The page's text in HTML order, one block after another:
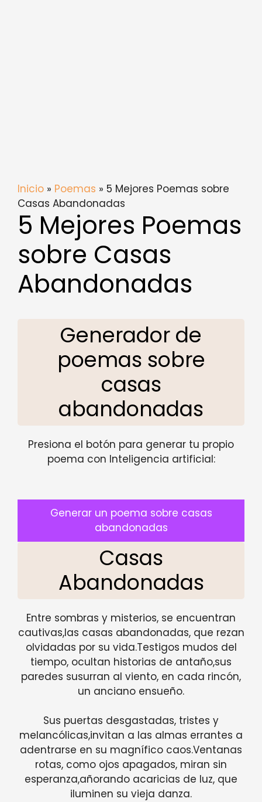
Inicio » Poemas » 5 Mejores Poemas sobre
Casas Abandonadas
5 Mejores Poemas
sobre Casas
Abandonadas
Generador de
poemas sobre
casas
abandonadas
Presiona el botón para generar tu propio
poema con Inteligencia artificial:
Generar un poema sobre casas
abandonadas
Casas
Abandonadas
Entre sombras y misterios, se encuentran
cautivas,las casas abandonadas, que rezan
olvidadas por su vida.Testigos mudos del
tiempo, ocultan historias de antaño,sus
paredes susurran al viento, en cada rincón,
un anciano ensueño.
Sus puertas desgastadas, tristes y
melancólicas,invitan a las almas errantes a
adentrarse en su magnífico caos.Ventanas
rotas, como ojos apagados, miran sin
esperanza,añorando acaricias de luz, que
iluminen su vieja danza.